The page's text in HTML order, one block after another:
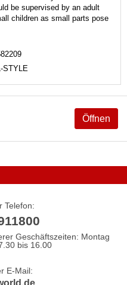
be supervised by an adult
children as small parts pose
STYLE
Öffnen
Telefon:
Geschäftszeiten: Montag
bis 16.00
E-Mail: